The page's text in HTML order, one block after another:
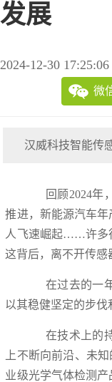
发展
2024-12-30 17:25:06
微
汉威科技智能传
回顾2024年，
推进，新能源汽车年
人飞速崛起……许多
这背后，离不开传感
在过去的一
以其稳健坚定的步伐
在技术上的
上不断向前沿、未
业级光学气体检测